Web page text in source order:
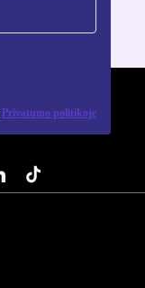
Privatumo politikoje